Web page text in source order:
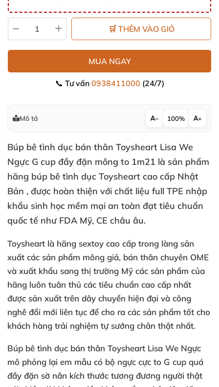
🛒 THÊM VÀO GIỎ
MUA NGAY
📞 Tư vấn 0938411000 (24/7)
Mô tả − 100% +
Búp bê tình dục bán thân Toysheart Lisa We
Ngực G cup đầy đặn mông to 1m21 là sản phẩm
hãng búp bê tình dục Toysheart cao cấp Nhật
Bản , được hoàn thiện với chất liệu full TPE nhập
khẩu sinh học mềm mại an toàn đạt tiêu chuẩn
quốc tế như FDA Mỹ, CE châu âu.
Toysheart là hãng sextoy cao cấp trong làng sản
xuất các sản phẩm mông giả, bán thân chuyên OME
và xuất khẩu sang thị trường Mỹ các sản phẩm của
hãng luôn tuân thủ các tiêu chuẩn cao cấp nhất
được sản xuất trên dây chuyền hiện đại và công
nghê đổi mới liên tục để cho ra các sản phẩm tốt cho
khách hàng trải nghiệm tự sướng chân thật nhất.
Búp bê tình dục bán thân Toysheart Lisa We Ngực
mô phỏng lại em mẫu có bộ ngực cực to G cup quá
đầy đặn sờ nắn kích thước tương đương người thật